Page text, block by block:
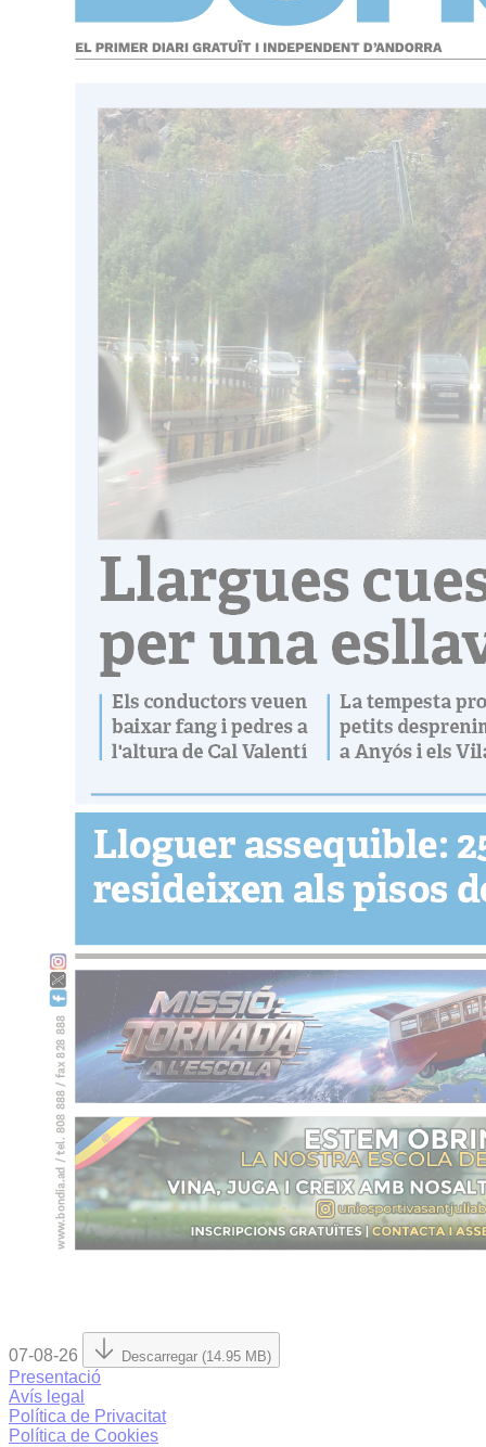
07-08-26 Descarregar (14.95 MB)
Presentació
Avís legal
Política de Privacitat
Política de Cookies